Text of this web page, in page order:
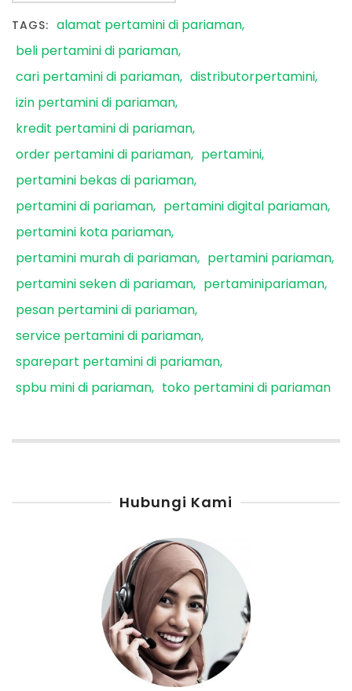
TAGS: alamat pertamini di pariaman
beli pertamini di pariaman
cari pertamini di pariaman distributorpertamini
izin pertamini di pariaman
kredit pertamini di pariaman
order pertamini di pariaman
pertamini
pertamini bekas di pariaman
pertamini di pariaman
pertamini digital pariaman
pertamini kota pariaman
pertamini murah di pariaman
pertamini pariaman
pertamini seken di pariaman
pertaminipariaman
pesan pertamini di pariaman
service pertamini di pariaman
sparepart pertamini di pariaman
spbu mini di pariaman
toko pertamini di pariaman
Hubungi Kami